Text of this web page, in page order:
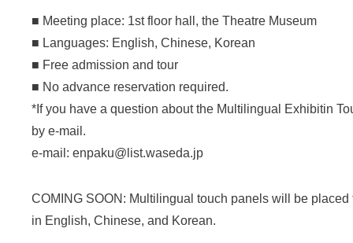
■ Meeting place: 1st floor hall, the Theatre Museum
■ Languages: English, Chinese, Korean
■ Free admission and tour
■ No advance reservation required.
*If you have a question about the Multilingual Exhibitin
by e-mail.
e-mail: enpaku@list.waseda.jp
COMING SOON: Multilingual touch panels will be
in English, Chinese, and Korean.